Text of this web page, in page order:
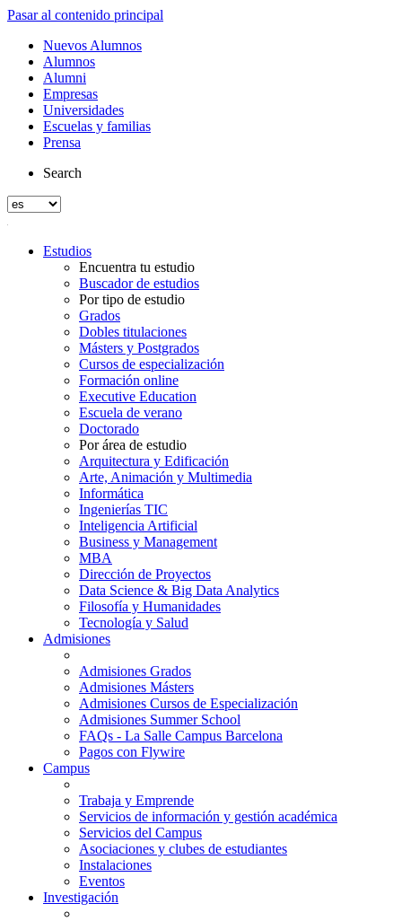
Pasar al contenido principal
Nuevos Alumnos
Alumnos
Alumni
Empresas
Universidades
Escuelas y familias
Prensa
Search
Estudios
Encuentra tu estudio
Buscador de estudios
Por tipo de estudio
Grados
Dobles titulaciones
Másters y Postgrados
Cursos de especialización
Formación online
Executive Education
Escuela de verano
Doctorado
Por área de estudio
Arquitectura y Edificación
Arte, Animación y Multimedia
Informática
Ingenierías TIC
Inteligencia Artificial
Business y Management
MBA
Dirección de Proyectos
Data Science & Big Data Analytics
Filosofía y Humanidades
Tecnología y Salud
Admisiones
Admisiones Grados
Admisiones Másters
Admisiones Cursos de Especialización
Admisiones Summer School
FAQs - La Salle Campus Barcelona
Pagos con Flywire
Campus
Trabaja y Emprende
Servicios de información y gestión académica
Servicios del Campus
Asociaciones y clubes de estudiantes
Instalaciones
Eventos
Investigación